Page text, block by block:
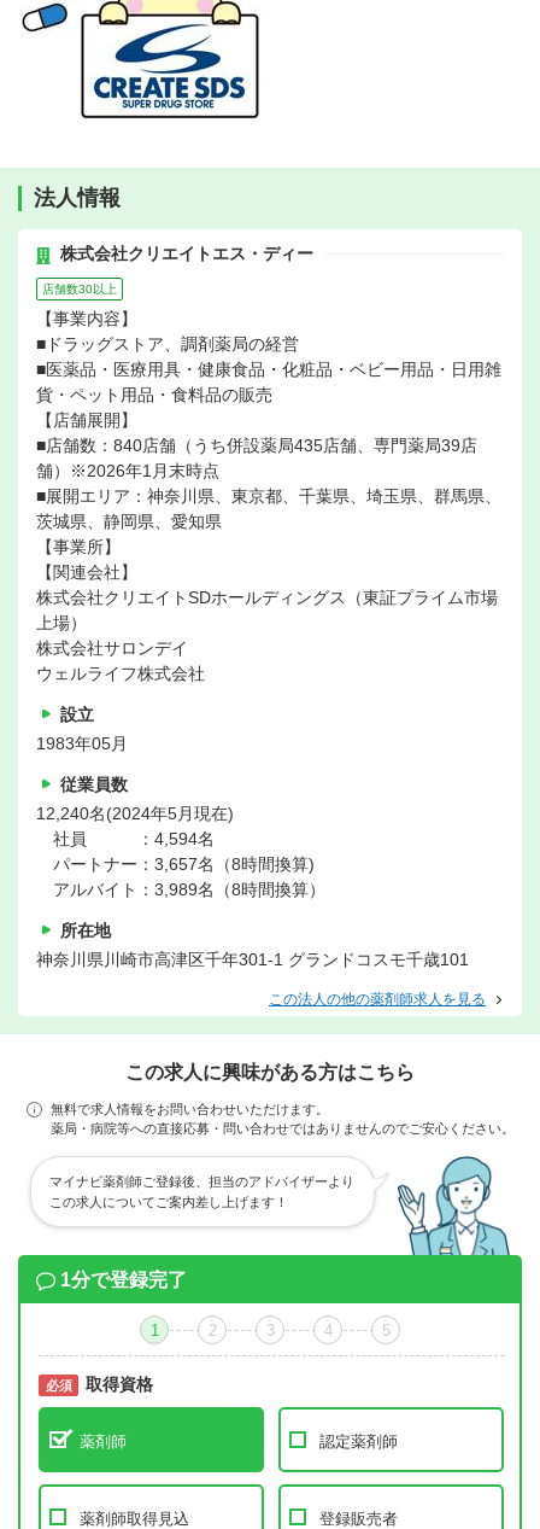
法人情報
株式会社クリエイトエス・ディー
店舗数30以上
【事業内容】
■ドラッグストア、調剤薬局の経営
■医薬品・医療用具・健康食品・化粧品・ベビー用品・日用雑
貨・ペット用品・食料品の販売
【店舗展開】
■店舗数：840店舗（うち併設薬局435店舗、専門薬局39店
舗）※2026年1月末時点
■展開エリア：神奈川県、東京都、千葉県、埼玉県、群馬県、
茨城県、静岡県、愛知県
【事業所】
【関連会社】
株式会社クリエイトSDホールディングス（東証プライム市場
上場）
株式会社サロンデイ
ウェルライフ株式会社
設立
1983年05月
従業員数
12,240名(2024年5月現在)
社員 ：4,594名
パートナー：3,657名（8時間換算)
アルバイト：3,989名（8時間換算）
所在地
神奈川県川崎市高津区千年301-1 グランドコスモ千歳101
この法人の他の薬剤師求人を見る
この求人に興味がある方はこちら
無料で求人情報をお問い合わせいただけます。
薬局・病院等への直接応募・問い合わせではありませんのでご安心ください。
マイナビ薬剤師ご登録後、担当のアドバイザーより
この求人についてご案内差し上げます！
1分で登録完了
1 2 3 4 5
必須 取得資格
薬剤師 認定薬剤師
薬剤師取得見込 登録販売者